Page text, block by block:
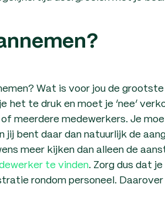
Wat is voor jou de
te druk en moet je ‘nee’
meerdere medewerkers. Je
bent daar dan natuurlijk de
meer kijken dan alleen de
te vinden. Zorg dus dat
rondom personeel.